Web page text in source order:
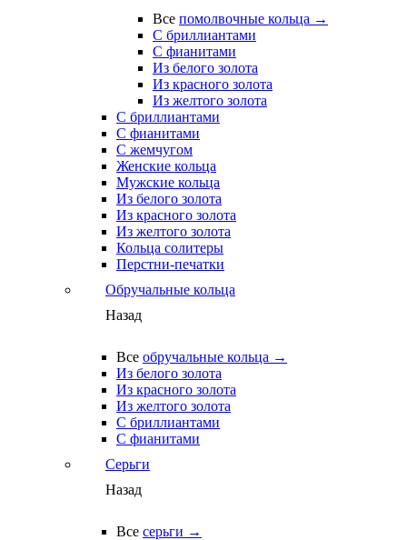
Все помолвочные кольца →
С бриллиантами
С фианитами
Из белого золота
Из красного золота
Из желтого золота
С бриллиантами
С фианитами
С жемчугом
Женские кольца
Мужские кольца
Из белого золота
Из красного золота
Из желтого золота
Кольца солитеры
Перстни-печатки
Обручальные кольца
Назад
Все обручальные кольца →
Из белого золота
Из красного золота
Из желтого золота
С бриллиантами
С фианитами
Серьги
Назад
Все серьги →